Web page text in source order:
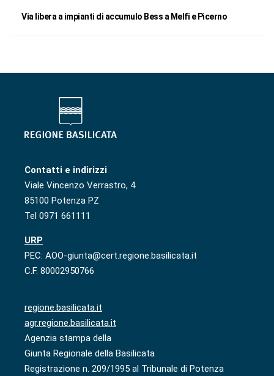
Via libera a impianti di accumulo Bess a Melfi e Picerno
Contatti e indirizzi
Viale Vincenzo Verrastro, 4
85100 Potenza PZ
Tel 0971 661111
URP
PEC: AOO-giunta@cert.regione.basilicata.it
C.F. 80002950766
regione.basilicata.it
agr.regione.basilicata.it
Agenzia stampa della
Giunta Regionale della Basilicata
Registrazione n. 209/1995 al Tribunale di Potenza